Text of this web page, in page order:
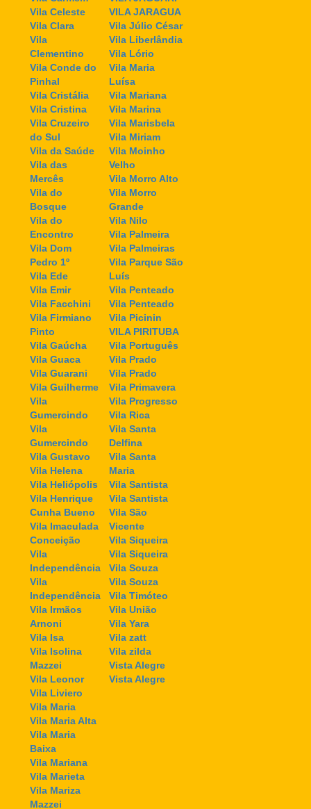
Vila Celeste
Vila Clara
Vila
Clementino
Vila Conde do
Pinhal
Vila Cristália
Vila Cristina
Vila Cruzeiro
do Sul
Vila da Saúde
Vila das
Mercês
Vila do
Bosque
Vila do
Encontro
Vila Dom
Pedro 1º
Vila Ede
Vila Emir
Vila Facchini
Vila Firmiano
Pinto
Vila Gaúcha
Vila Guaca
Vila Guarani
Vila Guilherme
Vila
Gumercindo
Vila
Gumercindo
Vila Gustavo
Vila Helena
Vila Heliópolis
Vila Henrique
Cunha Bueno
Vila Imaculada
Conceição
Vila
Independência
Vila
Independência
Vila Irmãos
Arnoni
Vila Isa
Vila Isolina
Mazzei
Vila Leonor
Vila Liviero
Vila Maria
Vila Maria Alta
Vila Maria
Baixa
Vila Mariana
Vila Marieta
Vila Mariza
Mazzei
VILA JARAGUA
Vila Júlio César
Vila Liberlândia
Vila Lório
Vila Maria
Luísa
Vila Mariana
Vila Marina
Vila Marisbela
Vila Miriam
Vila Moinho
Velho
Vila Morro Alto
Vila Morro
Grande
Vila Nilo
Vila Palmeira
Vila Palmeiras
Vila Parque São
Luís
Vila Penteado
Vila Penteado
Vila Picinin
VILA PIRITUBA
Vila Português
Vila Prado
Vila Prado
Vila Primavera
Vila Progresso
Vila Rica
Vila Santa
Delfina
Vila Santa
Maria
Vila Santista
Vila Santista
Vila São
Vicente
Vila Siqueira
Vila Siqueira
Vila Souza
Vila Souza
Vila Timóteo
Vila União
Vila Yara
Vila zatt
Vila zilda
Vista Alegre
Vista Alegre